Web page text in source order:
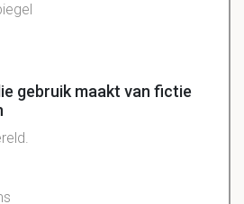
gebruik maakt van fictie